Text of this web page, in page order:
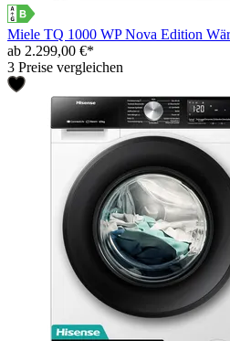
Miele TQ 1000 WP Nova Edition
ab 2.299,00 €*
3 Preise vergleichen